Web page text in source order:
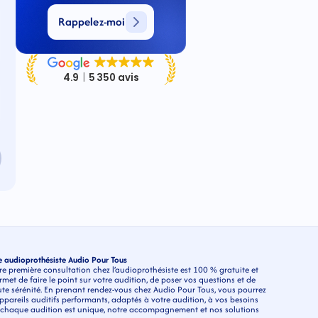
Rappelez-moi
Audio Pour Tous
première consultation chez l’audioprothésiste est 100 % gratuite et
de faire le point sur votre audition, de poser vos questions et de
sérénité. En prenant rendez-vous chez Audio Pour Tous, vous pourrez
auditifs performants, adaptés à votre audition, à vos besoins
audition est unique, notre accompagnement et nos solutions